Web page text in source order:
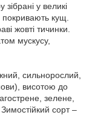
зібрані у великі
покривають кущ.
жовті тичинки.
мускусу,
сильнорослий,
висотою до
зелене,
сорт –